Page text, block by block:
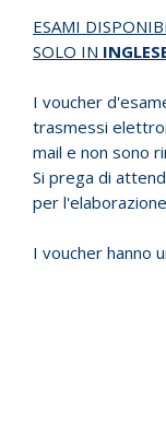
ESAMI
SOLO IN
I voucher
trasmessi
mail e non sono
Si prega di
per
I voucher hanno